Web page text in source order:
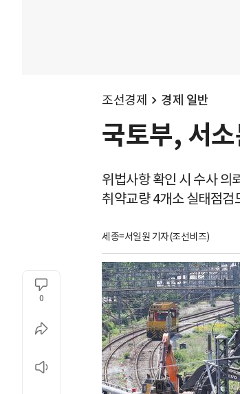
조선경제 경제 일반
국토부, 서
위법사항 확인 시 수사 의
취약교량 4개소 실태점검
세종=서일원 기자(조선비즈)
0